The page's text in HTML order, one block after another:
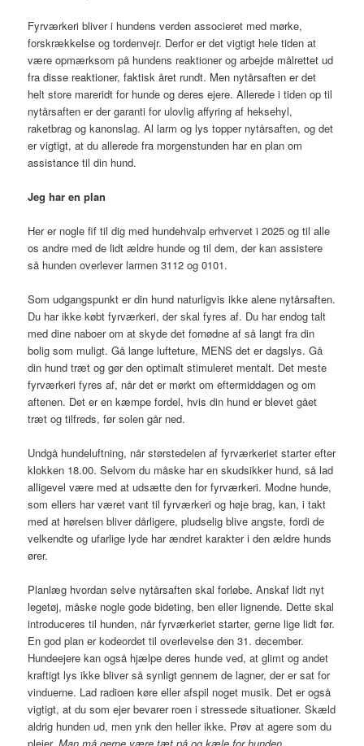
Fyrværkeri bliver i hundens verden associeret med mørke,
forskrækkelse og tordenvejr. Derfor er det vigtigt hele tiden at
være opmærksom på hundens reaktioner og arbejde målrettet ud
fra disse reaktioner, faktisk året rundt. Men nytårsaften er det
helt store mareridt for hunde og deres ejere. Allerede i tiden op til
nytårsaften er der garanti for ulovlig affyring af heksehyl,
raketbrag og kanonslag. Al larm og lys topper nytårsaften, og det
er vigtigt, at du allerede fra morgenstunden har en plan om
assistance til din hund.
Jeg har en plan
Her er nogle fif til dig med hundehvalp erhvervet i 2025 og til alle
os andre med de lidt ældre hunde og til dem, der kan assistere
så hunden overlever larmen 3112 og 0101.
Som udgangspunkt er din hund naturligvis ikke alene nytårsaften.
Du har ikke købt fyrværkeri, der skal fyres af. Du har endog talt
med dine naboer om at skyde det fornødne af så langt fra din
bolig som muligt. Gå lange lufteture, MENS det er dagslys. Gå
din hund træt og gør den optimalt stimuleret mentalt. Det meste
fyrværkeri fyres af, når det er mørkt om eftermiddagen og om
aftenen. Det er en kæmpe fordel, hvis din hund er blevet gået
træt og tilfreds, før solen går ned.
Undgå hundeluftning, når størstedelen af fyrværkeriet starter efter
klokken 18.00. Selvom du måske har en skudsikker hund, så lad
alligevel være med at udsætte den for fyrværkeri. Modne hunde,
som ellers har været vant til fyrværkeri og høje brag, kan, i takt
med at hørelsen bliver dårligere, pludselig blive angste, fordi de
velkendte og ufarlige lyde har ændret karakter i den ældre hunds
ører.
Planlæg hvordan selve nytårsaften skal forløbe. Anskaf lidt nyt
legetøj, måske nogle gode bideting, ben eller lignende. Dette skal
introduceres til hunden, når fyrværkeriet starter, gerne lige lidt før.
En god plan er kodeordet til overlevelse den 31. december.
Hundeejere kan også hjælpe deres hunde ved, at glimt og andet
kraftigt lys ikke bliver så synligt gennem de lagner, der er sat for
vinduerne. Lad radioen køre eller afspil noget musik. Det er også
vigtigt, at du som ejer bevarer roen i stressede situationer. Skæld
aldrig hunden ud, men ynk den heller ikke. Prøv at agere som du